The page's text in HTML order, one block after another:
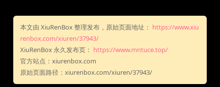
本文由 XiuRenBox 整理发布，原始页面地址： https://www.xiu
renbox.com/xiuren/37943/
XiuRenBox 永久发布页： https://www.mntuce.top/
官方站点：xiurenbox.com
原始页面路径：xiurenbox.com/xiuren/37943/